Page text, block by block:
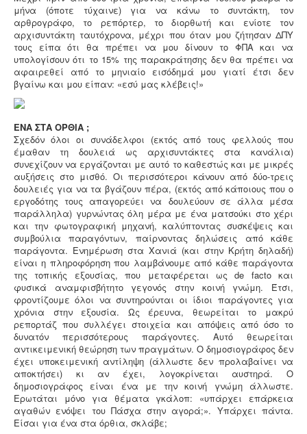
μήνα (όποτε τύχαινε) για να κάνω το συντάκτη, τον
αρθρογράφο, το ρεπόρτερ, το διορθωτή και ενίοτε τον
αρχισυντάκτη ταυτόχρονα, μέχρι που όταν μου ζήτησαν ΔΠΥ
τους είπα ότι θα πρέπει να μου δίνουν το ΦΠΑ και να
υπoλογίσουν ότι το 15% της παρακράτησης δεν θα πρέπει να
αφαιρεθεί από το μηνιαίο εισόδημά μου γιατί έτσι δεν
βγαίνω και μου είπαν: «εσύ μας κλέβεις!»
ΕΝΑ ΣΤΑ ΟΡΘΙΑ ;
Σχεδόν όλοι οι συνάδελφοι (εκτός από τους φελλούς που
έμαθαν τη δουλειά ως αρχισυντάκτες στα κανάλια)
συνεχίζουν να εργάζονται με αυτό το καθεστώς και με μικρές
αυξήσεις στο μισθό. Οι περισσότεροι κάνουν από δύο-τρεις
δουλειές για να τα βγάζουν πέρα, (εκτός από κάποιους που ο
εργοδότης τους απαγορεύει να δουλεύουν σε άλλα μέσα
παράλληλα) γυρνώντας όλη μέρα με ένα ματσούκι στο χέρι
και την φωτογραφική μηχανή, καλύπτοντας συσκέψεις και
συμβούλια παραγόντων, παίρνοντας δηλώσεις από κάθε
παράγοντα. Ενημέρωση στα Χανιά (και στην Κρήτη δηλαδή)
είναι η πληροφόρηση που λαμβάνουμε από κάθε παράγοντα
της τοπικής εξουσίας, που μεταφέρεται ως de facto και
φυσικά αναμφισβήτητο γεγονός στην κοινή γνώμη. Έτσι,
φροντίζουμε όλοι να συντηρούνται οι ίδιοι παράγοντες για
χρόνια στην εξουσία. Ως έρευνα, θεωρείται το μακρύ
ρεπορτάζ που συλλέγει στοιχεία και απόψεις από όσο το
δυνατόν περισσότερους παράγοντες. Αυτό θεωρείται
αντικειμενική θεώρηση των πραγμάτων. Ο δημοσιογράφος δεν
έχει υποκειμενική αντίληψη (άλλωστε δεν προλαβαίνει να
αποκτήσει) κι αν έχει, λογοκρίνεται αυστηρά. Ο
δημοσιογράφος είναι ένα με την κοινή γνώμη άλλωστε.
Ερωτάται μόνο για θέματα γκάλοπ: «υπάρχει επάρκεια
αγαθών ενόψει του Πάσχα στην αγορά;». Υπάρχει πάντα.
Είσαι για ένα στα όρθια, σκλάβε;